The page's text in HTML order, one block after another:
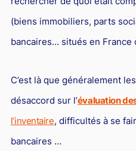
(biens immobiliers, parts
bancaires… situés en France
C’est là que généralement
désaccord sur l’évaluation
l’inventaire, difficultés à se
bancaires …